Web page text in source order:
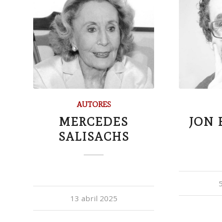
AUTORES
MERCEDES
SALISACHS
13 abril 2025
JON